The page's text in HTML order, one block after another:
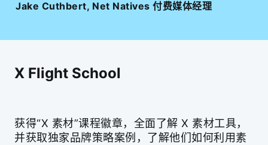
Jake Cuthbert, Net Natives 付费媒体经理
X Flight School
获得“X 素材”课程徽章，全面了解 X 素材工具，
并获取独家品牌策略案例，了解他们如何利用素